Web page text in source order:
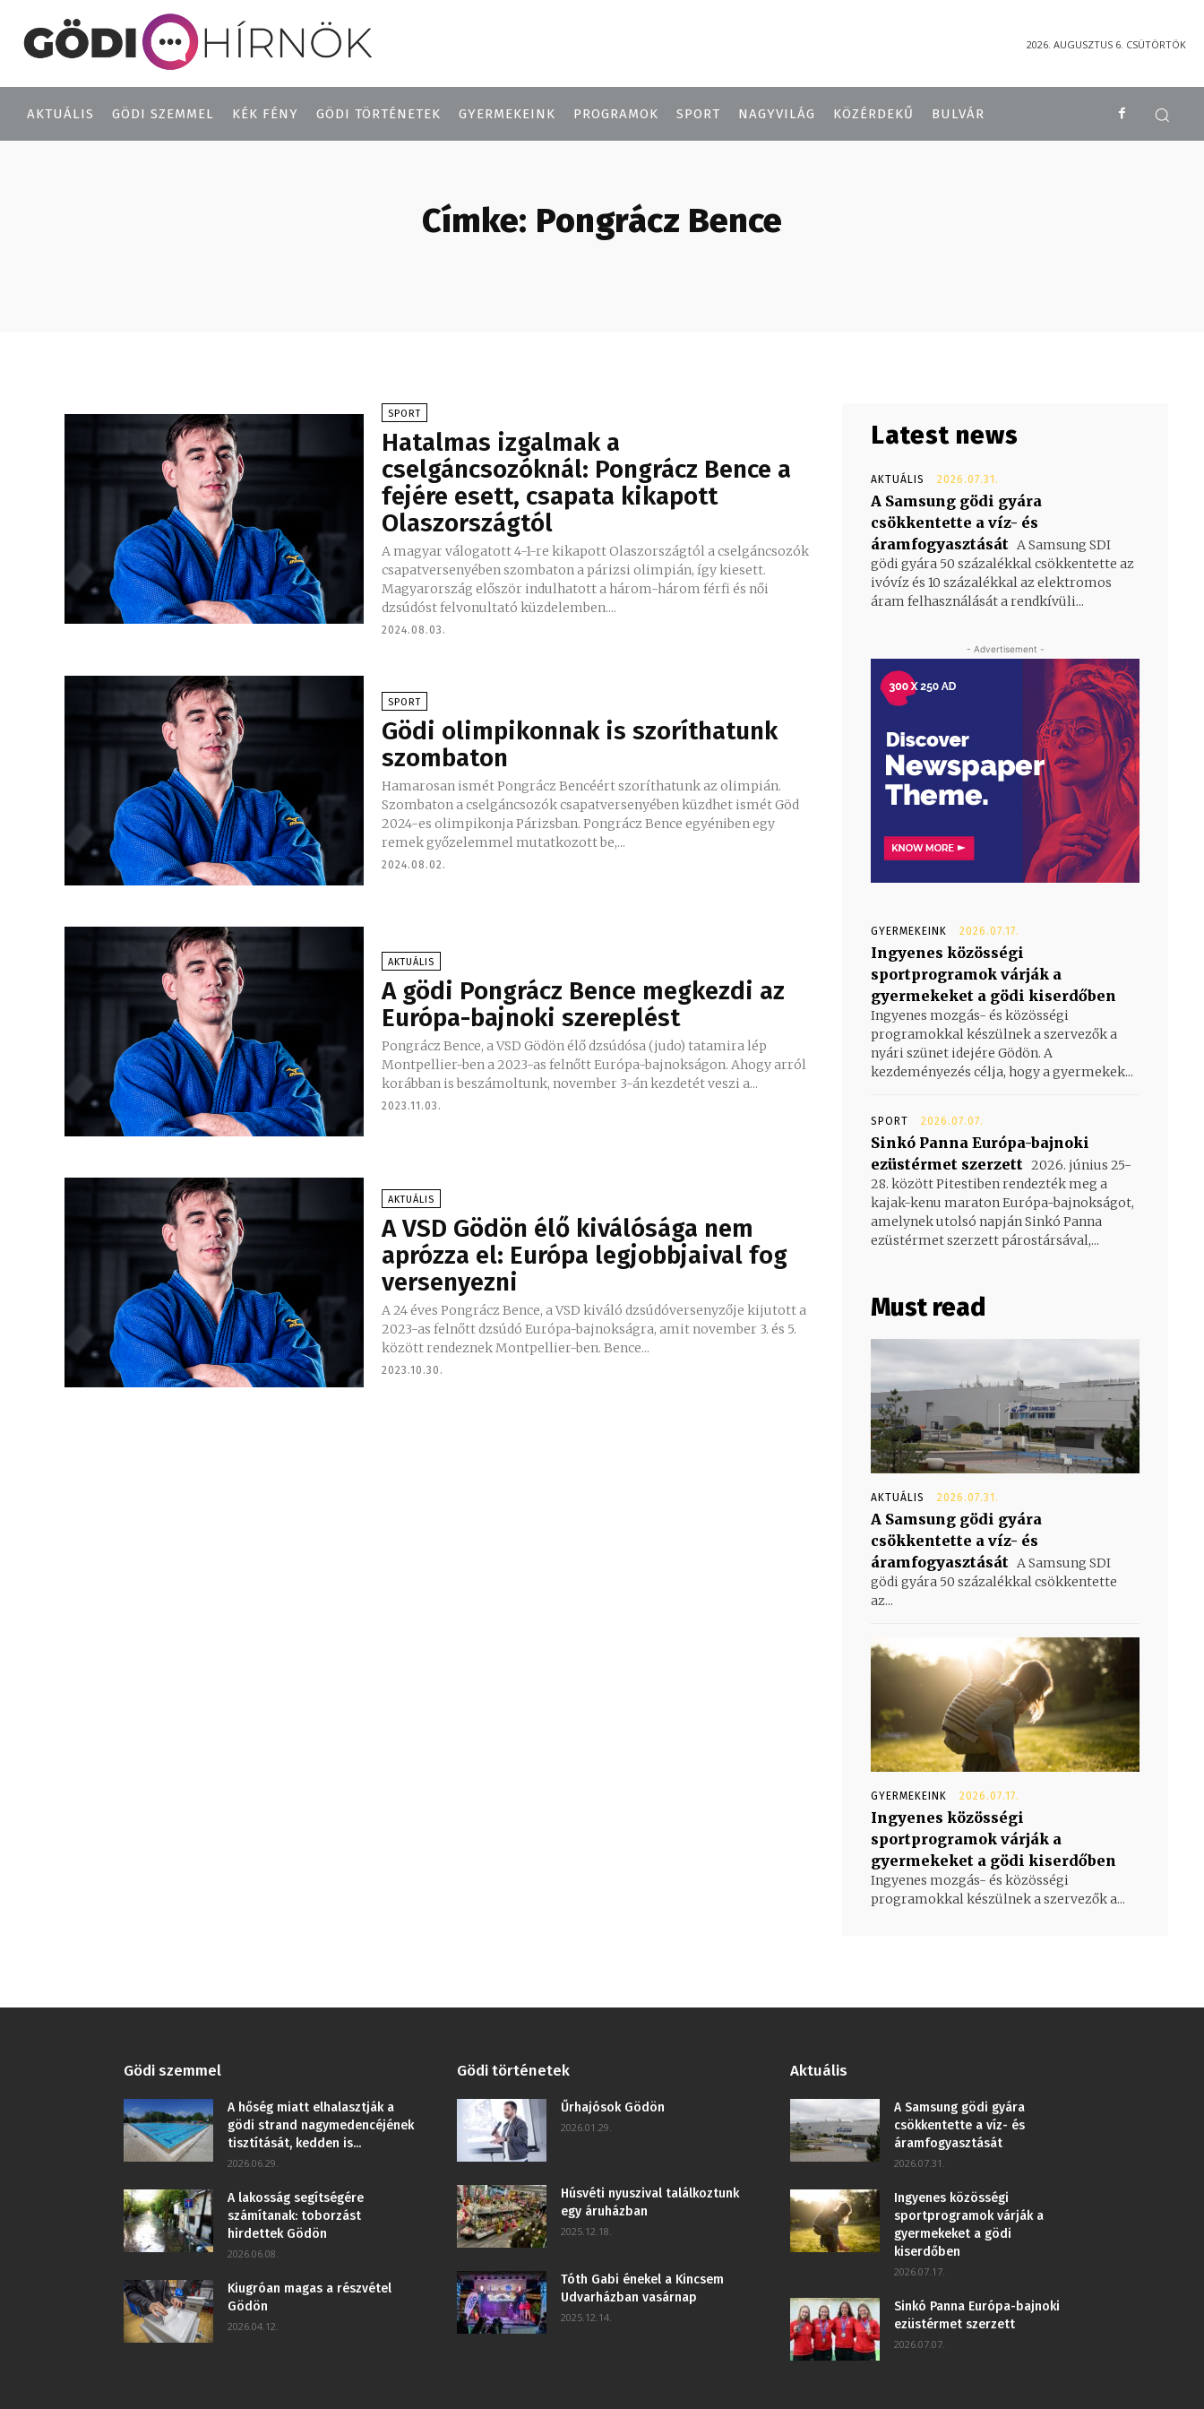
2026. AUGUSZTUS 6. CSÜTÖRTÖK
AKTUÁLIS GÖDI SZEMMEL KÉK FÉNY GÖDI TÖRTÉNETEK GYERMEKEINK PROGRAMOK SPORT NAGYVILÁG KÖZÉRDEKŰ BULVÁR
Címke: Pongrácz Bence
SPORT
Hatalmas izgalmak a
cselgáncsozóknál: Pongrácz Bence a
fejére esett, csapata kikapott
Olaszországtól
A magyar válogatott 4-1-re kikapott Olaszországtól a cselgáncsozók
csapatversenyében szombaton a párizsi olimpián, így kiesett.
Magyarország először indulhatott a három-három férfi és női
dzsúdóst felvonultató küzdelemben....
2024.08.03.
SPORT
Gödi olimpikonnak is szoríthatunk
szombaton
Hamarosan ismét Pongrácz Bencéért szoríthatunk az olimpián.
Szombaton a cselgáncsozók csapatversenyében küzdhet ismét Göd
2024-es olimpikonja Párizsban. Pongrácz Bence egyéniben egy
remek győzelemmel mutatkozott be,...
2024.08.02.
AKTUÁLIS
A gödi Pongrácz Bence megkezdi az
Európa-bajnoki szereplést
Pongrácz Bence, a VSD Gödön élő dzsúdósa (judo) tatamira lép
Montpellier-ben a 2023-as felnőtt Európa-bajnokságon. Ahogy arról
korábban is beszámoltunk, november 3-án kezdetét veszi a...
2023.11.03.
AKTUÁLIS
A VSD Gödön élő kiválósága nem
aprózza el: Európa legjobbjaival fog
versenyezni
A 24 éves Pongrácz Bence, a VSD kiváló dzsúdóversenyzője kijutott a
2023-as felnőtt dzsúdó Európa-bajnokságra, amit november 3. és 5.
között rendeznek Montpellier-ben. Bence...
2023.10.30.
Latest news
AKTUÁLIS 2026.07.31.
A Samsung gödi gyára
csökkentette a víz- és
áramfogyasztását A Samsung SDI
gödi gyára 50 százalékkal csökkentette az
ivóvíz és 10 százalékkal az elektromos
áram felhasználását a rendkívüli...
- Advertisement -
GYERMEKEINK 2026.07.17.
Ingyenes közösségi
sportprogramok várják a
gyermekeket a gödi kiserdőben
Ingyenes mozgás- és közösségi
programokkal készülnek a szervezők a
nyári szünet idejére Gödön. A
kezdeményezés célja, hogy a gyermekek...
SPORT 2026.07.07.
Sinkó Panna Európa-bajnoki
ezüstérmet szerzett 2026. június 25-
28. között Pitestiben rendezték meg a
kajak-kenu maraton Európa-bajnokságot,
amelynek utolsó napján Sinkó Panna
ezüstérmet szerzett párostársával,...
Must read
AKTUÁLIS 2026.07.31.
A Samsung gödi gyára
csökkentette a víz- és
áramfogyasztását A Samsung SDI
gödi gyára 50 százalékkal csökkentette
az...
GYERMEKEINK 2026.07.17.
Ingyenes közösségi
sportprogramok várják a
gyermekeket a gödi kiserdőben
Ingyenes mozgás- és közösségi
programokkal készülnek a szervezők a...
Gödi szemmel
A hőség miatt elhalasztják a
gödi strand nagymedencéjének
tisztítását, kedden is...
2026.06.29.
A lakosság segítségére
számítanak: toborzást
hirdettek Gödön
2026.06.08.
Kiugróan magas a részvétel
Gödön
2026.04.12.
Gödi történetek
Űrhajósok Gödön
2026.01.29.
Húsvéti nyuszival találkoztunk
egy áruházban
2025.12.18.
Tóth Gabi énekel a Kincsem
Udvarházban vasárnap
2025.12.14.
Aktuális
A Samsung gödi gyára
csökkentette a víz- és
áramfogyasztását
2026.07.31.
Ingyenes közösségi
sportprogramok várják a
gyermekeket a gödi
kiserdőben
2026.07.17.
Sinkó Panna Európa-bajnoki
ezüstérmet szerzett
2026.07.07.